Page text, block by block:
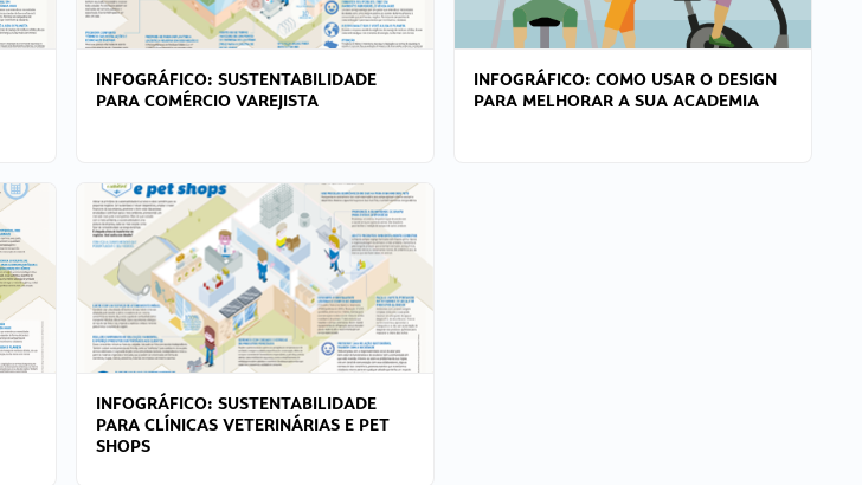
INFOGRÁFICO: SUSTENTABILIDADE
PARA COMÉRCIO VAREJISTA
INFOGRÁFICO: COMO USAR O DESIGN
PARA MELHORAR A SUA ACADEMIA
INFOGRÁFICO: SUSTENTABILIDADE
PARA CLÍNICAS VETERINÁRIAS E PET
SHOPS